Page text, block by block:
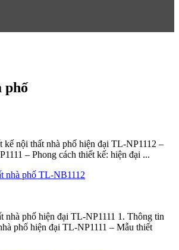
phố
kế nội thất nhà phố hiện đại TL-NP1112 –
– Phong cách thiết kế: hiện đại ...
nhà phố TL-NB1112
nhà phố hiện đại TL-NP1111 1. Thông tin
phố hiện đại TL-NP1111 – Mẫu thiết